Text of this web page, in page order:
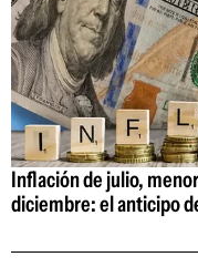
Inflación de julio,
diciembre: el anticipo